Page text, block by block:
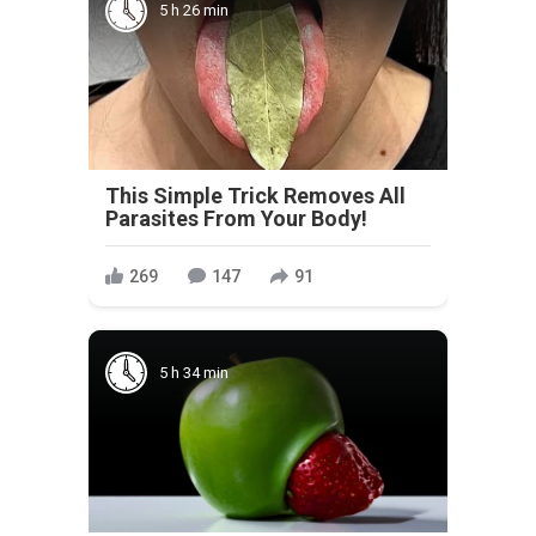
5 h 26 min
This Simple Trick Removes All
Parasites From Your Body!
269 147 91
5 h 34 min